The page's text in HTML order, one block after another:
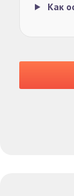
Как